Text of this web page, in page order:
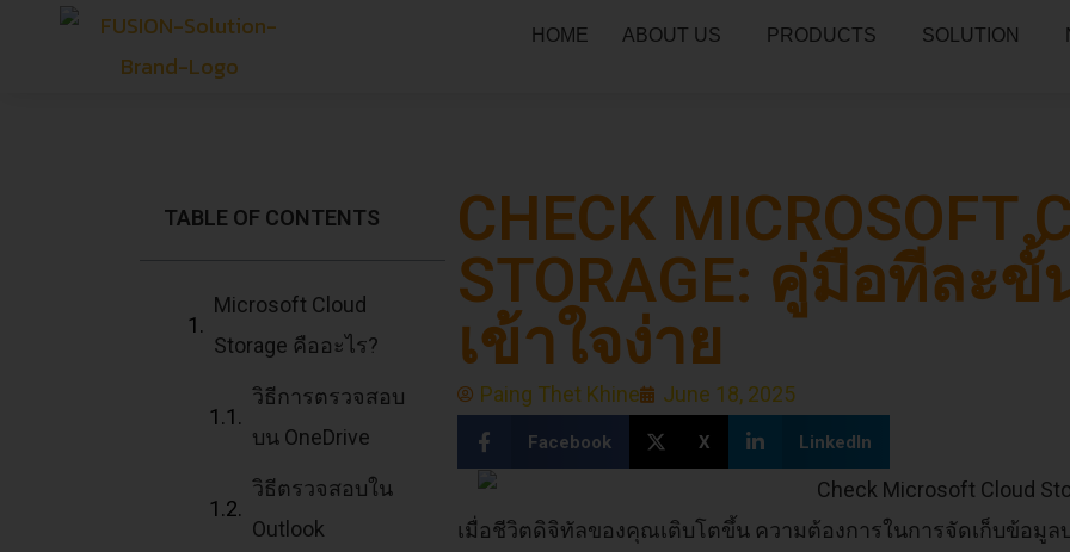
HOME ABOUT US PRODUCTS SOLUTION
TABLE OF CONTENTS
Microsoft Cloud
Storage คืออะไร?
วิธีการตรวจสอบ
บน OneDrive
วิธีตรวจสอบใน
Outlook
CHECK MICROSOFT
STORAGE: คู่มือทีละ
เข้าใจง่าย
Paing Thet Khine June 18, 2025
Facebook X LinkedIn
เมื่อชีวิตดิจิทัลของคุณเติบโตขึ้น ความต้องการในการจัดเก็บข้อมู